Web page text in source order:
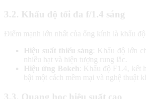
3.2. Khẩu độ tối đa f/1.4 sáng
Điểm mạnh lớn nhất của ống kính là khẩu độ
Hiệu suất thiếu sáng : Khẩu độ lớn
nhiễu hạt và hiện tượng rung lắc.
Hiệu ứng Bokeh : Khẩu độ F1.4,
bật một cách mềm mại và nghệ thuật
3.3. Quang học hiệu suất cao